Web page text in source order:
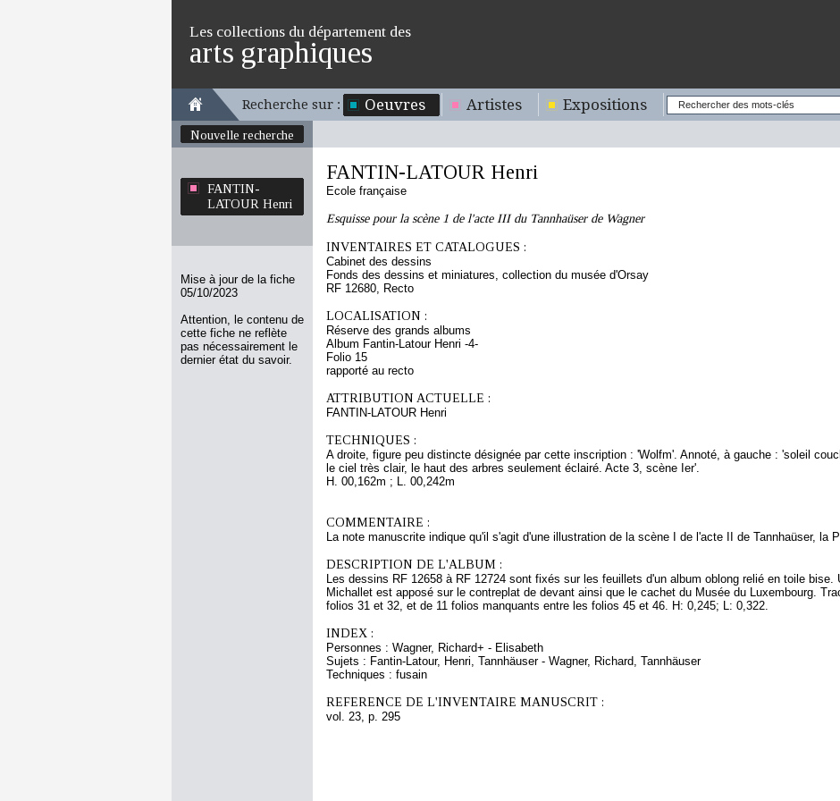
Les collections du département des
arts graphiques
Recherche sur : Oeuvres Artistes Expositions
Nouvelle recherche
FANTIN-
LATOUR Henri
Mise à jour de la fiche
05/10/2023
Attention, le contenu de
cette fiche ne reflète
pas nécessairement le
dernier état du savoir.
FANTIN-LATOUR Henri
Ecole française
Esquisse pour la scène 1 de l'acte III du Tannhaüser de Wagner
INVENTAIRES ET CATALOGUES :
Cabinet des dessins
Fonds des dessins et miniatures, collection du musée d'Orsay
RF 12680, Recto
LOCALISATION :
Réserve des grands albums
Album Fantin-Latour Henri -4-
Folio 15
rapporté au recto
ATTRIBUTION ACTUELLE :
FANTIN-LATOUR Henri
TECHNIQUES :
A droite, figure peu distincte désignée par cette inscription : 'Wolfm'. Annoté, à gauche : 'soleil
le ciel très clair, le haut des arbres seulement éclairé. Acte 3, scène Ier'.
H. 00,162m ; L. 00,242m
COMMENTAIRE :
La note manuscrite indique qu'il s'agit d'une illustration de la scène I de l'acte II de Tannhaüser, la
DESCRIPTION DE L'ALBUM :
Les dessins RF 12658 à RF 12724 sont fixés sur les feuillets d'un album oblong relié en toile bise.
Michallet est apposé sur le contreplat de devant ainsi que le cachet du Musée du Luxembourg.
folios 31 et 32, et de 11 folios manquants entre les folios 45 et 46. H: 0,245; L: 0,322.
INDEX :
Personnes : Wagner, Richard+ - Elisabeth
Sujets : Fantin-Latour, Henri, Tannhäuser - Wagner, Richard, Tannhäuser
Techniques : fusain
REFERENCE DE L'INVENTAIRE MANUSCRIT :
vol. 23, p. 295